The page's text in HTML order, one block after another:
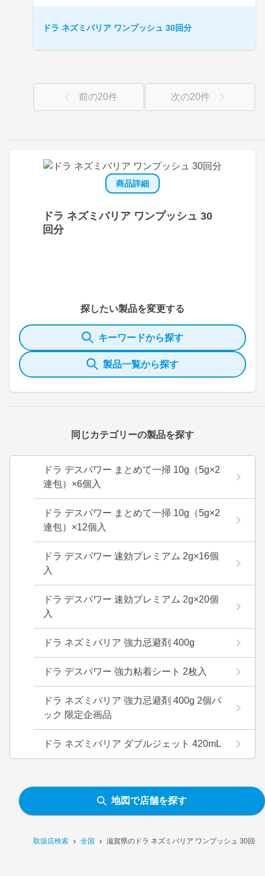
取扱店検索 全国 滋賀県のドラ ネズミバリア ワンプッシュ 30回分
商品詳細
ドラ ネズミバリア ワンプッシュ 30
回分
探したい製品を変更する
キーワードから探す
製品一覧から探す
同じカテゴリーの製品を探す
ドラ デスパワー まとめて一掃 10g（5g×2
連包）×6個入
ドラ デスパワー まとめて一掃 10g（5g×2
連包）×12個入
ドラ デスパワー 速効プレミアム 2g×16個
入
ドラ デスパワー 速効プレミアム 2g×20個
入
ドラ ネズミバリア 強力忌避剤 400g
ドラ デスパワー 強力粘着シート 2枚入
ドラ ネズミバリア 強力忌避剤 400g 2個パ
ック 限定企画品
ドラ ネズミバリア ダブルジェット 420mL
ドラ ネズミバリア ワンプッシュ 30回分
前の20件 次の20件
地図で店舗を探す